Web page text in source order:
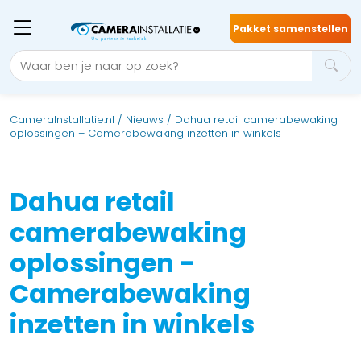
Pakket samenstellen
CameraInstallatie.nl / Nieuws / Dahua retail camerabewaking
oplossingen – Camerabewaking inzetten in winkels
Dahua retail
camerabewaking
oplossingen -
Camerabewaking
inzetten in winkels